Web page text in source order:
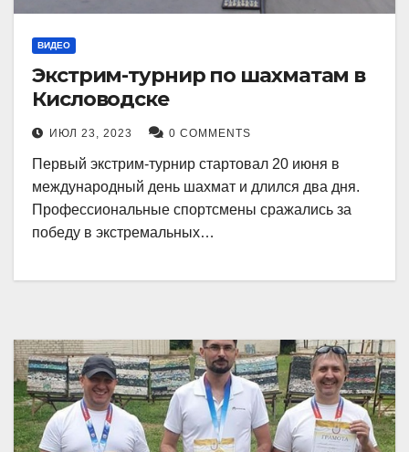
ВИДЕО
Экстрим-турнир по шахматам в
Кисловодске
ИЮЛ 23, 2023 0 COMMENTS
Первый экстрим-турнир стартовал 20 июня в
международный день шахмат и длился два дня.
Профессиональные спортсмены сражались за
победу в экстремальных…